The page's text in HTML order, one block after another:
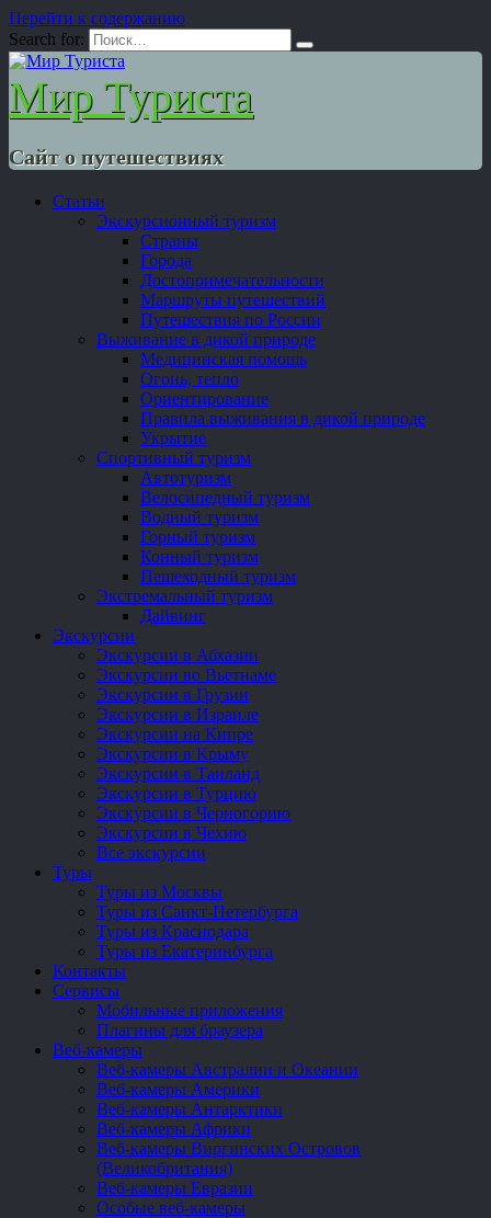
Перейти к содержанию
Search for:
Мир Туриста
Сайт о путешествиях
Статьи
Экскурсионный туризм
Страны
Города
Достопримечательности
Маршруты путешествий
Путешествия по России
Выживание в дикой природе
Медицинская помощь
Огонь, тепло
Ориентирование
Правила выживания в дикой природе
Укрытие
Спортивный туризм
Автотуризм
Велосипедный туризм
Водный туризм
Горный туризм
Конный туризм
Пешеходный туризм
Экстремальный туризм
Дайвинг
Экскурсии
Экскурсии в Абхазии
Экскурсии во Вьетнаме
Экскурсии в Грузии
Экскурсии в Израиле
Экскурсии на Кипре
Экскурсии в Крыму
Экскурсии в Таиланд
Экскурсии в Турцию
Экскурсии в Черногорию
Экскурсии в Чехию
Все экскурсии
Туры
Туры из Москвы
Туры из Санкт-Петербурга
Туры из Краснодара
Туры из Екатеринбурга
Контакты
Сервисы
Мобильные приложения
Плагины для браузера
Веб-камеры
Веб-камеры Австралии и Океании
Веб-камеры Америки
Веб-камеры Антарктики
Веб-камеры Африки
Веб-камеры Виргинских Островов
(Великобритания)
Веб-камеры Евразии
Особые веб-камеры